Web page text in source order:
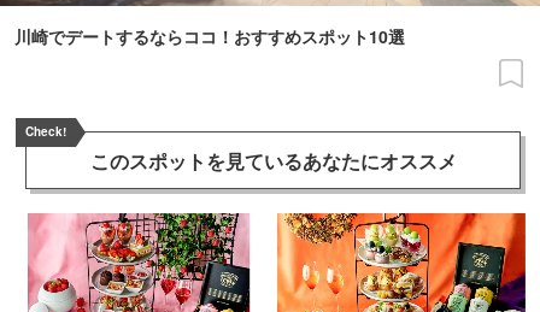
川崎でデートするならココ！おすすめスポット10選
Check!
このスポットを見ているあなたにオススメ